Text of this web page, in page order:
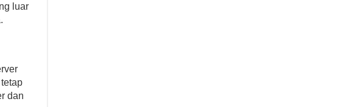
luar
dan